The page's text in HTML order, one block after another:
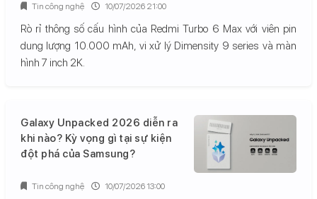
Rò rỉ thông số cấu hình của Redmi Turbo 6 Max với viên pin
dung lượng 10.000 mAh, vi xử lý Dimensity 9 series và màn
hình 7 inch 2K.
Tin công nghệ 10/07/2026 21:00
Galaxy Unpacked 2026 diễn ra
khi nào? Kỳ vọng gì tại sự kiện
đột phá của Samsung?
Tin công nghệ 10/07/2026 13:00